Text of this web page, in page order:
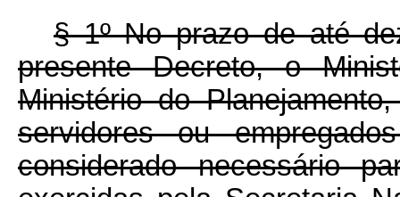
§ 1º No prazo de até
presente Decreto, o
Ministério do
servidores ou
considerado necessário